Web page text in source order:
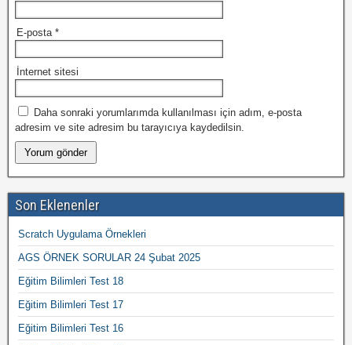
E-posta *
İnternet sitesi
Daha sonraki yorumlarımda kullanılması için adım, e-posta
adresim ve site adresim bu tarayıcıya kaydedilsin.
Son Eklenenler
Scratch Uygulama Örnekleri
AGS ÖRNEK SORULAR 24 Şubat 2025
Eğitim Bilimleri Test 18
Eğitim Bilimleri Test 17
Eğitim Bilimleri Test 16